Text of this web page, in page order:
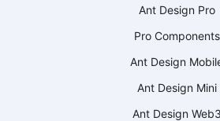
Ant Design Pro
Pro Components
Ant Design
Ant Design Mini
Ant Design Web3